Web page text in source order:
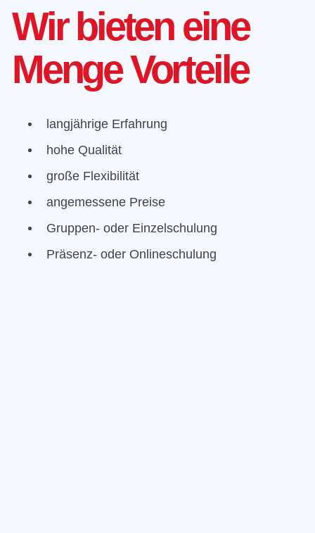
Wir bieten eine
Menge Vorteile
langjährige Erfahrung
hohe Qualität
große Flexibilität
angemessene Preise
Gruppen- oder Einzelschulung
Präsenz- oder Onlineschulung